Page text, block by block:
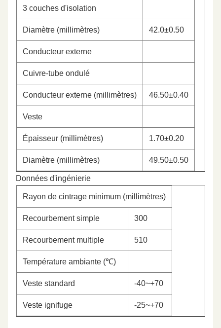
3 couches d'isolation
Diamètre (millimètres) 42.0±0.50
Conducteur externe
Cuivre-tube ondulé
Conducteur externe (millimètres) 46.50±0.40
Veste
Épaisseur (millimètres) 1.70±0.20
Diamètre (millimètres) 49.50±0.50
Données d'ingénierie
Rayon de cintrage minimum (millimètres)
Recourbement simple 300
Recourbement multiple 510
Température ambiante (℃)
Veste standard -40~+70
Veste ignifuge -25~+70